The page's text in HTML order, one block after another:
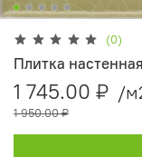
(0)
Плитка
1 745.00 ₽ /
1 950.00 ₽